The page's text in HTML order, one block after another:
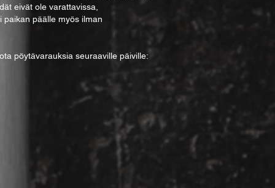
eivät ole varattavissa,
päälle myös ilman
pöytävarauksia seuraaville päiville: